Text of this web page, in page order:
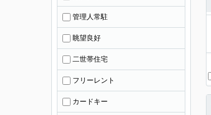
管理人常駐
眺望良好
二世帯住宅
フリーレント
カードキー